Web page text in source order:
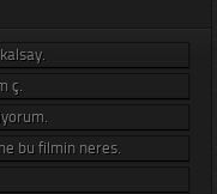
ç.
bu filmin neres.